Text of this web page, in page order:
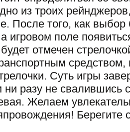
из троих
После того, как выбор
игровом поле
отмечен
средством,
Суть игры
разу не свалившись
Желаем
Берегите